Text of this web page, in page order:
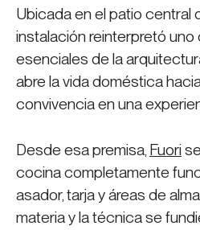
Ubicada en el patio central
instalación reinterpretó
esenciales de la
abre la vida doméstica
convivencia en una
Desde esa premisa,Fuori
cocina completamente
asador, tarja y áreas de
materia y la técnica se